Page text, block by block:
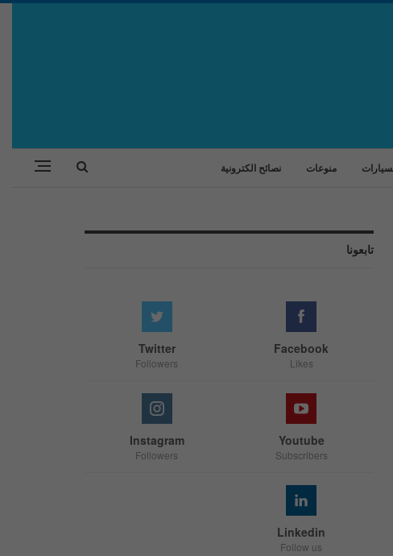
منوعات نصائح الكترونية
تابعونا
Facebook
Likes
Twitter
Followers
Youtube
Subscribers
Instagram
Followers
Linkedin
Follow us